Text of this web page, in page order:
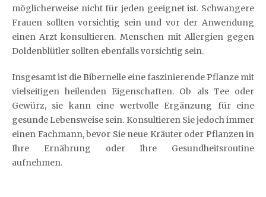
möglicherweise nicht für jeden geeignet ist. Schwangere
Frauen sollten vorsichtig sein und vor der Anwendung
einen Arzt konsultieren. Menschen mit Allergien gegen
Doldenblütler sollten ebenfalls vorsichtig sein.
Insgesamt ist die Bibernelle eine faszinierende Pflanze mit
vielseitigen heilenden Eigenschaften. Ob als Tee oder
Gewürz, sie kann eine wertvolle Ergänzung für eine
gesunde Lebensweise sein. Konsultieren Sie jedoch immer
einen Fachmann, bevor Sie neue Kräuter oder Pflanzen in
Ihre Ernährung oder Ihre Gesundheitsroutine
aufnehmen.